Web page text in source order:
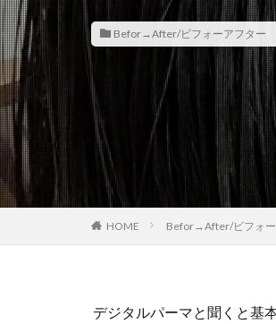
Befor→After/ビフォーアフター
HOME Befor→After/ビフォー
デジタルパーマと聞くと基